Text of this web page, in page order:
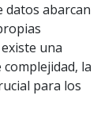
datos abarcan
una
la
para los